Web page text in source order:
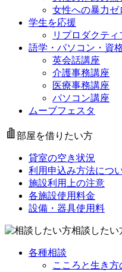
女性への暴力ゼ
学生を応援
リプロダクテ
語学・パソコン・資
英会話講座
介護事務講座
医療事務講座
パソコン講座
ムーブフェスタ
部屋を借りたい方
貸室の空き状況
利用申込み方法につ
施設利用上の注意
各施設使用料金
設備・器具使用料
相談したい
各種相談
こころと生き方